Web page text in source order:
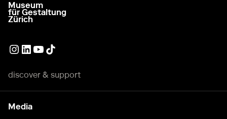
go to homepage
Museum
für Gestaltung
Zürich
External link
External link
External link
External link
discover & support
Media